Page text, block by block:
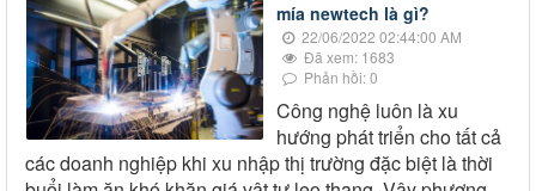
mía newtech là gì?
22/06/2022 02:44:00 AM
Đã xem: 1683
Phản hồi: 0
Công nghệ luôn là xu
hướng phát triển cho tất cả
các doanh nghiệp khi xu nhập thị trường đặc biệt là thời